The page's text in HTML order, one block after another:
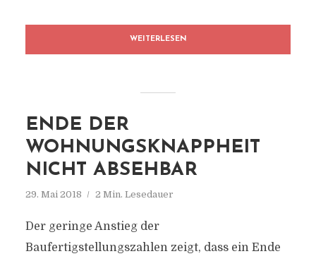
WEITERLESEN
ENDE DER
WOHNUNGSKNAPPHEIT
NICHT ABSEHBAR
29. Mai 2018 2 Min. Lesedauer
Der geringe Anstieg der
Baufertigstellungszahlen zeigt, dass ein Ende